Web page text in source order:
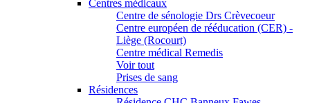
Centres médicaux
Centre de sénologie Drs Crèvecoeur
Centre européen de rééducation (CER) -
Liège (Rocourt)
Centre médical Remedis
Voir tout
Prises de sang
Résidences